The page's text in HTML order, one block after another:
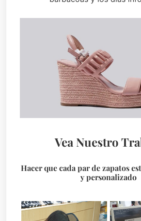
Vea Nuestro
Hacer que cada par de zapatos
y personalizado